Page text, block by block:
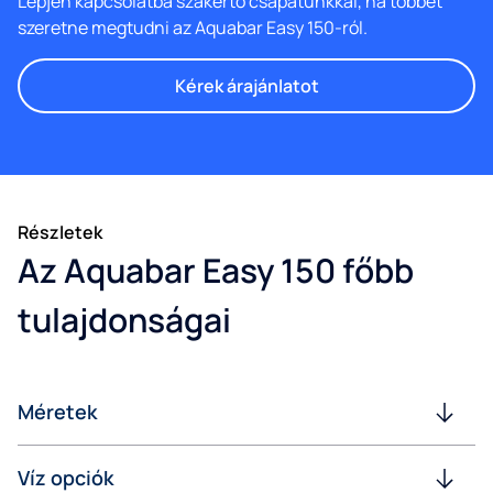
szeretne megtudni az Aquabar Easy 150-ról.
Kérek árajánlatot
Részletek
Az Aquabar Easy 150 főbb
tulajdonságai
Méretek
Víz opciók